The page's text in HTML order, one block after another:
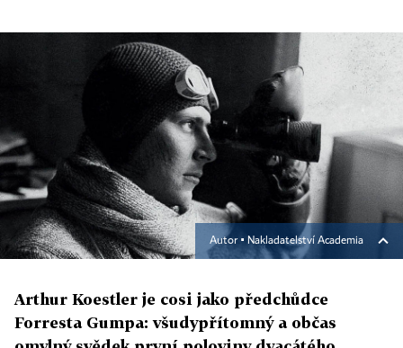
Autor ▪ Nakladatelství Academia
Arthur Koestler je cosi jako předchůdce
Forresta Gumpa: všudypřítomný a občas